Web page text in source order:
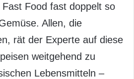
Food fast doppelt so
Allen, die
rät der Experte auf diese
weitgehend zu
Lebensmitteln –